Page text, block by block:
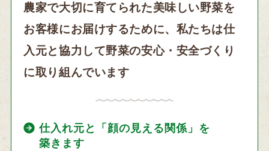
農家で大切に育てられた美味しい野菜を
お客様にお届けするために、私たちは仕
入元と協力して野菜の安心・安全づくり
に取り組んでいます
仕入れ元と「顔の見える関係」を
築きます